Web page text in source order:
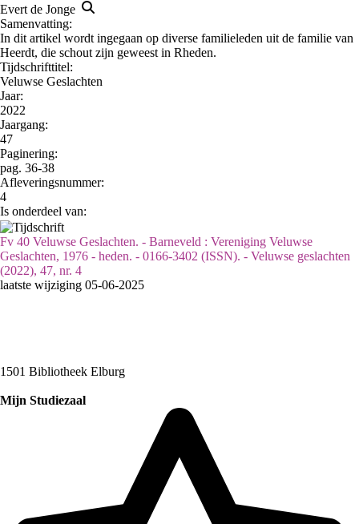
Evert de Jonge
Samenvatting:
In dit artikel wordt ingegaan op diverse familieleden uit de familie van
Heerdt, die schout zijn geweest in Rheden.
Tijdschrifttitel:
Veluwse Geslachten
Jaar:
2022
Jaargang:
47
Paginering:
pag. 36-38
Afleveringsnummer:
4
Is onderdeel van:
Fv 40 Veluwse Geslachten. - Barneveld : Vereniging Veluwse
Geslachten, 1976 - heden. - 0166-3402 (ISSN). - Veluwse geslachten
(2022), 47, nr. 4
laatste wijziging 05-06-2025
1501 Bibliotheek Elburg
Mijn Studiezaal